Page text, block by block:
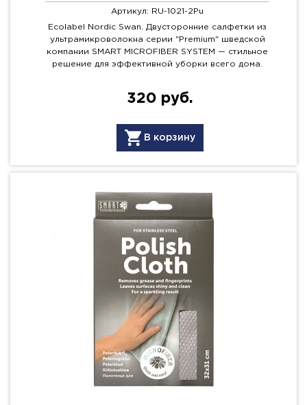
Артикул: RU-1021-2Pu
Ecolabel Nordic Swan. Двусторонние салфетки из
ультрамикроволокна серии "Premium" шведской
компании SMART MICROFIBER SYSTEM — стильное
решение для эффективной уборки всего дома.
320 руб.
В корзину